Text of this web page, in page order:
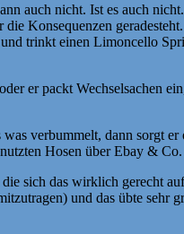
auch nicht. Ist es auch
Konsequenzen
trinkt einen Limoncello
er packt Wechselsachen
verbummelt, dann sorgt
Hosen über Ebay &
sich das wirklich gerecht
und das übte sehr